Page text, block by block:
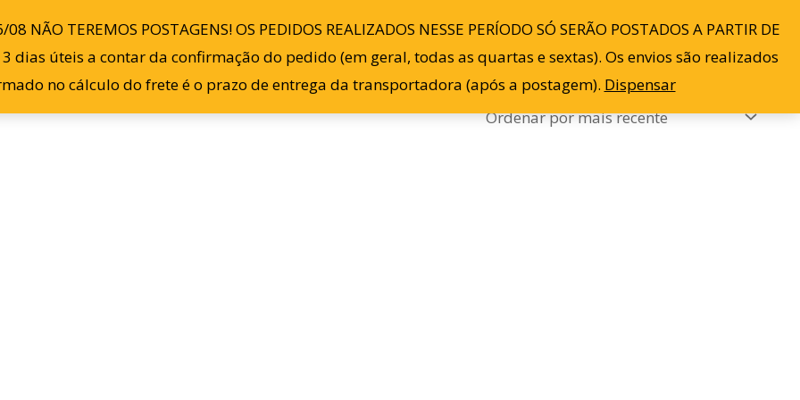
NÃO TEREMOS POSTAGENS! OS PEDIDOS REALIZADOS NESSE PERÍODO SÓ SERÃO POSTADOS A PARTIR DE
dias úteis a contar da confirmação do pedido (em geral, todas as quartas e sextas). Os envios são realizados
no cálculo do frete é o prazo de entrega da transportadora (após a postagem). Dispensar
Início Loja Sobre Blog Contato Minha conta 0